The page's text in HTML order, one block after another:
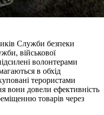
Служби безпеки
військової
волонтерами
в обхід
терористами
вони довели ефективність
товарів через